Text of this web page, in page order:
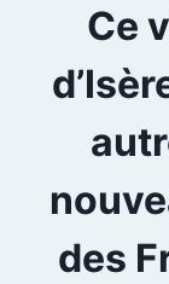
Ce
des